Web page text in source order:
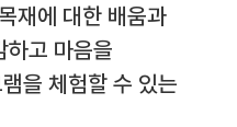
재에 대한 배움과
하고 마음을
을 체험할 수 있는